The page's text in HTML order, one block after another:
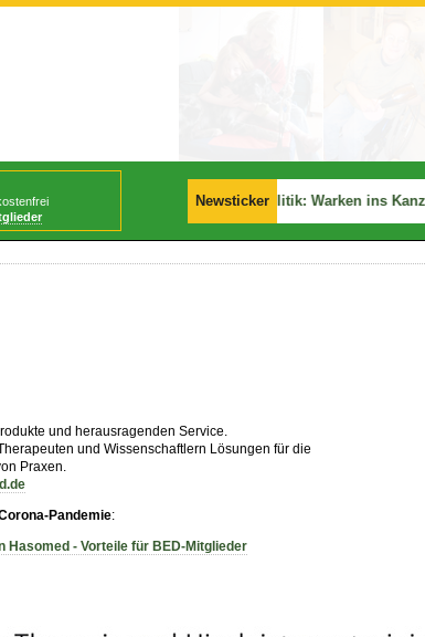
Newsticker
am 30.07.2026 in Kraft! 📢 Politik: Warken ins
und herausragenden Service.
und Wissenschaftlern Lösungen für die
Praxen.
Pandemie:
Hasomed - Vorteile für BED-Mitglieder